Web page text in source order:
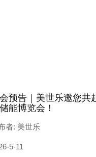
预告｜美世乐邀您共
能博览会！
者: 美世乐
5-11